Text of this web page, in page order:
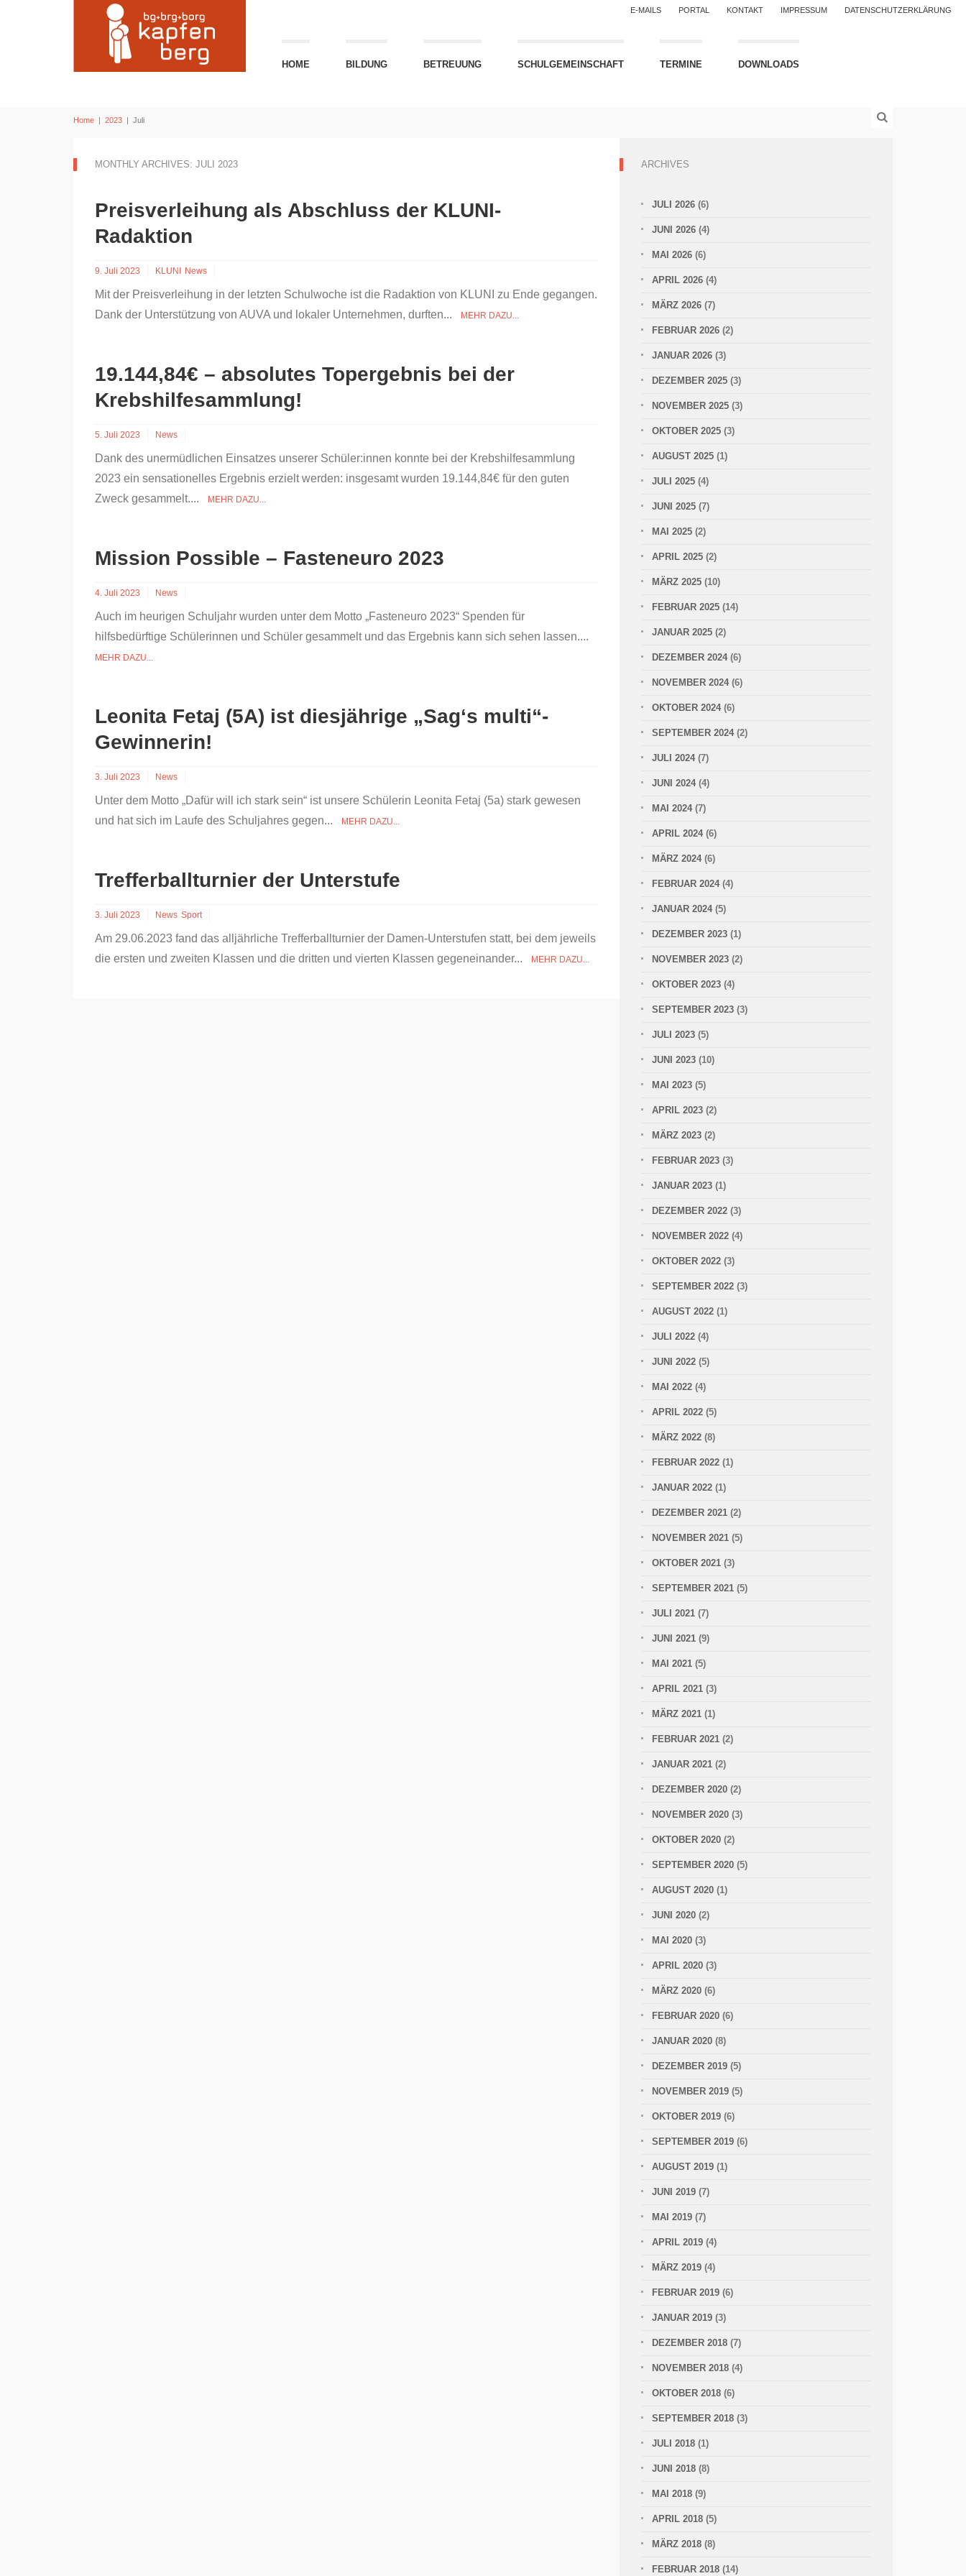
E-MAILS PORTAL KONTAKT IMPRESSUM DATENSCHUTZERKLÄRUNG
HOME BILDUNG BETREUUNG SCHULGEMEINSCHAFT TERMINE DOWNLOADS
Home | 2023 | Juli
MONTHLY ARCHIVES: JULI 2023
Preisverleihung als Abschluss der KLUNI-
Radaktion
9. Juli 2023 KLUNI News
Mit der Preisverleihung in der letzten Schulwoche ist die Radaktion von KLUNI zu Ende gegangen.
Dank der Unterstützung von AUVA und lokaler Unternehmen, durften...
MEHR DAZU...
19.144,84€ – absolutes Topergebnis bei der
Krebshilfesammlung!
5. Juli 2023 News
Dank des unermüdlichen Einsatzes unserer Schüler:innen konnte bei der Krebshilfesammlung
2023 ein sensationelles Ergebnis erzielt werden: insgesamt wurden 19.144,84€ für den guten
Zweck gesammelt....
MEHR DAZU...
Mission Possible – Fasteneuro 2023
4. Juli 2023 News
Auch im heurigen Schuljahr wurden unter dem Motto „Fasteneuro 2023“ Spenden für
hilfsbedürftige Schülerinnen und Schüler gesammelt und das Ergebnis kann sich sehen lassen....
MEHR DAZU...
Leonita Fetaj (5A) ist diesjährige „Sag‘s multi“-
Gewinnerin!
3. Juli 2023 News
Unter dem Motto „Dafür will ich stark sein“ ist unsere Schülerin Leonita Fetaj (5a) stark gewesen
und hat sich im Laufe des Schuljahres gegen...
MEHR DAZU...
Trefferballturnier der Unterstufe
3. Juli 2023 News Sport
Am 29.06.2023 fand das alljährliche Trefferballturnier der Damen-Unterstufen statt, bei dem jeweils
die ersten und zweiten Klassen und die dritten und vierten Klassen gegeneinander...
MEHR DAZU...
ARCHIVES
JULI 2026 (6)
JUNI 2026 (4)
MAI 2026 (6)
APRIL 2026 (4)
MÄRZ 2026 (7)
FEBRUAR 2026 (2)
JANUAR 2026 (3)
DEZEMBER 2025 (3)
NOVEMBER 2025 (3)
OKTOBER 2025 (3)
AUGUST 2025 (1)
JULI 2025 (4)
JUNI 2025 (7)
MAI 2025 (2)
APRIL 2025 (2)
MÄRZ 2025 (10)
FEBRUAR 2025 (14)
JANUAR 2025 (2)
DEZEMBER 2024 (6)
NOVEMBER 2024 (6)
OKTOBER 2024 (6)
SEPTEMBER 2024 (2)
JULI 2024 (7)
JUNI 2024 (4)
MAI 2024 (7)
APRIL 2024 (6)
MÄRZ 2024 (6)
FEBRUAR 2024 (4)
JANUAR 2024 (5)
DEZEMBER 2023 (1)
NOVEMBER 2023 (2)
OKTOBER 2023 (4)
SEPTEMBER 2023 (3)
JULI 2023 (5)
JUNI 2023 (10)
MAI 2023 (5)
APRIL 2023 (2)
MÄRZ 2023 (2)
FEBRUAR 2023 (3)
JANUAR 2023 (1)
DEZEMBER 2022 (3)
NOVEMBER 2022 (4)
OKTOBER 2022 (3)
SEPTEMBER 2022 (3)
AUGUST 2022 (1)
JULI 2022 (4)
JUNI 2022 (5)
MAI 2022 (4)
APRIL 2022 (5)
MÄRZ 2022 (8)
FEBRUAR 2022 (1)
JANUAR 2022 (1)
DEZEMBER 2021 (2)
NOVEMBER 2021 (5)
OKTOBER 2021 (3)
SEPTEMBER 2021 (5)
JULI 2021 (7)
JUNI 2021 (9)
MAI 2021 (5)
APRIL 2021 (3)
MÄRZ 2021 (1)
FEBRUAR 2021 (2)
JANUAR 2021 (2)
DEZEMBER 2020 (2)
NOVEMBER 2020 (3)
OKTOBER 2020 (2)
SEPTEMBER 2020 (5)
AUGUST 2020 (1)
JUNI 2020 (2)
MAI 2020 (3)
APRIL 2020 (3)
MÄRZ 2020 (6)
FEBRUAR 2020 (6)
JANUAR 2020 (8)
DEZEMBER 2019 (5)
NOVEMBER 2019 (5)
OKTOBER 2019 (6)
SEPTEMBER 2019 (6)
AUGUST 2019 (1)
JUNI 2019 (7)
MAI 2019 (7)
APRIL 2019 (4)
MÄRZ 2019 (4)
FEBRUAR 2019 (6)
JANUAR 2019 (3)
DEZEMBER 2018 (7)
NOVEMBER 2018 (4)
OKTOBER 2018 (6)
SEPTEMBER 2018 (3)
JULI 2018 (1)
JUNI 2018 (8)
MAI 2018 (9)
APRIL 2018 (5)
MÄRZ 2018 (8)
FEBRUAR 2018 (14)